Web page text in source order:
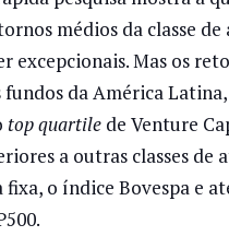
médios da classe de
excepcionais. Mas os
fundos da América
top quartilede Venture
a outras classes de
fixa, o índice Bovespa e